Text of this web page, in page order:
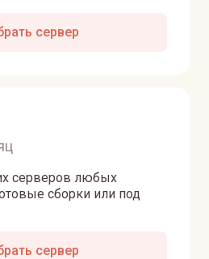
сервер
серверов любых
сборки или под
сервер